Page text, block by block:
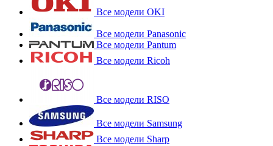
Все модели OKI
Все модели Panasonic
Все модели Pantum
Все модели Ricoh
Все модели RISO
Все модели Samsung
Все модели Sharp